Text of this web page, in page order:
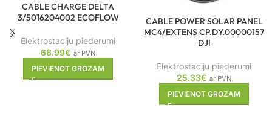
CABLE CHARGE DELTA
3/5016204002 ECOFLOW
Elektrostaciju piederumi
68.99€ ar PVN
PIEVIENOT GROZAM
CABLE POWER SOLAR PANEL
MC4/EXTENS CP.DY.00000157
DJI
Elektrostaciju piederumi
25.33€ ar PVN
PIEVIENOT GROZAM